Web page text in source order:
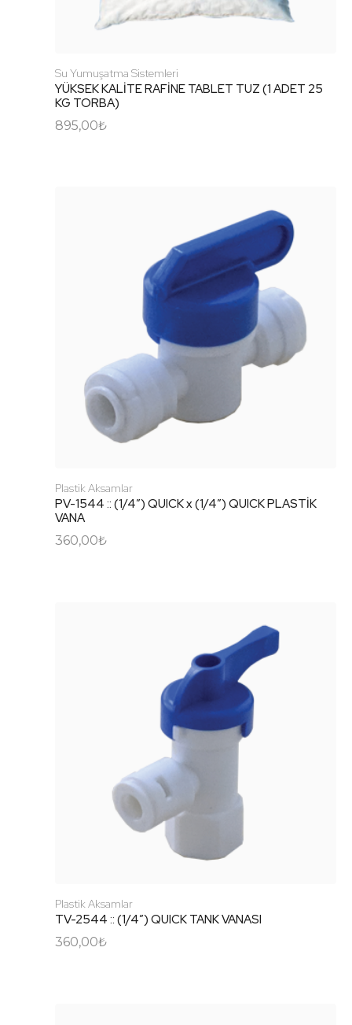
Su Yumuşatma Sistemleri
YÜKSEK KALİTE RAFİNE TABLET TUZ (1 ADET 25
KG TORBA)
895,00₺
Plastik Aksamlar
PV-1544 :: (1/4″) QUICK x (1/4″) QUICK PLASTİK
VANA
360,00₺
Plastik Aksamlar
TV-2544 :: (1/4″) QUICK TANK VANASI
360,00₺